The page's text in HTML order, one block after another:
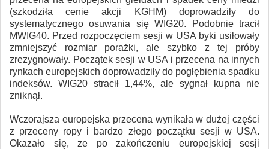
(szkodziła cenie akcji KGHM) doprowadziły do
systematycznego osuwania się WIG20. Podobnie tracił
MWIG40. Przed rozpoczęciem sesji w USA byki usiłowały
zmniejszyć rozmiar porażki, ale szybko z tej próby
zrezygnowały. Początek sesji w USA i przecena na innych
rynkach europejskich doprowadziły do pogłębienia spadku
indeksów. WIG20 stracił 1,44%, ale sygnał kupna nie
zniknął.
Wczorajsza europejska przecena wynikała w dużej części
z przeceny ropy i bardzo złego początku sesji w USA.
Okazało się, ze po zakończeniu europejskiej sesji